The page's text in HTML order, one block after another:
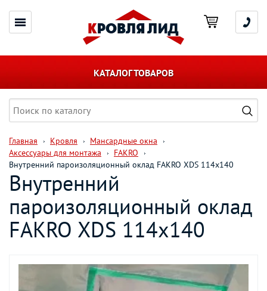
КАТАЛОГ ТОВАРОВ
Главная Кровля
Мансардные окна
Аксессуары для монтажа
FAKRO
Внутренний пароизоляционный оклад FAKRO XDS 114х140
Внутренний
пароизоляционный оклад
FAKRO XDS 114х140